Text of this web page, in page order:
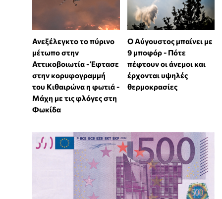
Ανεξέλεγκτο το πύρινο
μέτωπο στην
Αττικοβοιωτία - Έφτασε
στην κορυφογραμμή
του Κιθαιρώνα η φωτιά -
Μάχη με τις φλόγες στη
Φωκίδα
Ο Αύγουστος μπαίνει με
9 μποφόρ - Πότε
πέφτουν οι άνεμοι και
έρχονται υψηλές
θερμοκρασίες